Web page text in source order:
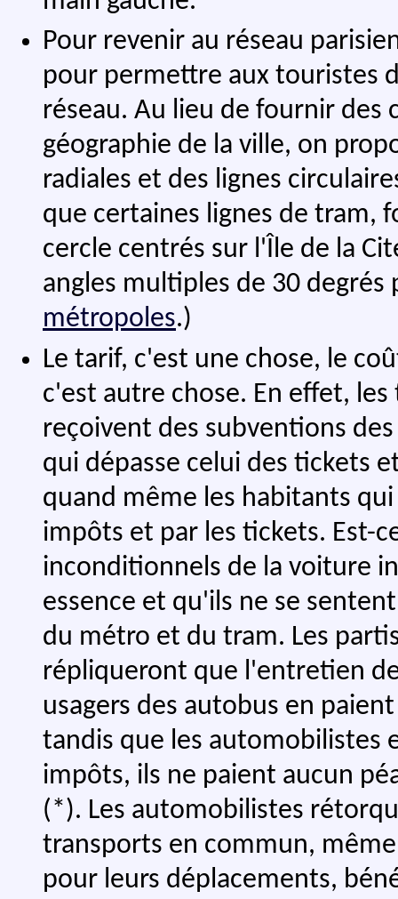
Pour revenir au réseau
pour permettre aux touristes
réseau. Au lieu de fournir des
géographie de la ville, on
radiales et des lignes
que certaines lignes de tram,
cercle centrés sur l'Île de la
angles multiples de 30 degrés
métropoles.)
Le tarif, c'est une chose, le
c'est autre chose. En effet,
reçoivent des subventions
qui dépasse celui des tickets
quand même les habitants
impôts et par les tickets. Est-
inconditionnels de la voiture
essence et qu'ils ne se
du métro et du tram. Les
répliqueront que l'entretien
usagers des autobus en
tandis que les automobilistes
impôts, ils ne paient aucun
(*). Les automobilistes
transports en commun,
pour leurs déplacements,